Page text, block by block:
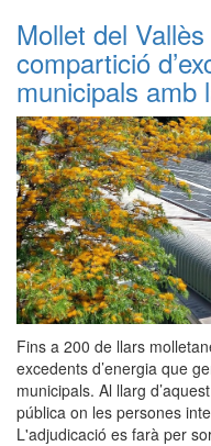
Mollet del
compartició
municipals amb
Fins a 200 de llars
excedents d’energia que
municipals. Al llarg
pública on les persones
L'adjudicació es farà per